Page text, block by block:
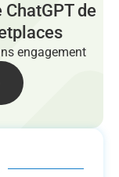
ChatGPT de
engagement